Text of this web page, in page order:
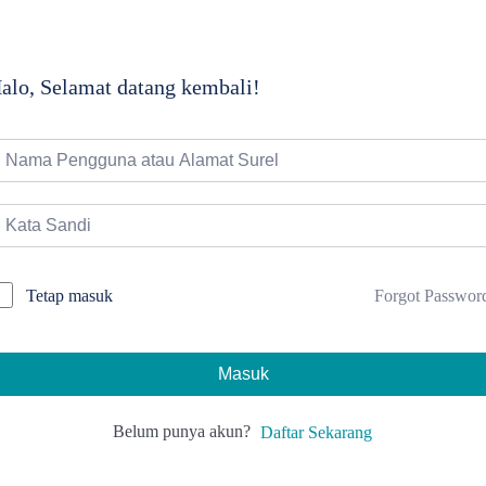
Selamat datang kembali!
Tetap masuk Forgot
Masuk
Belum punya akun? Daftar Sekarang